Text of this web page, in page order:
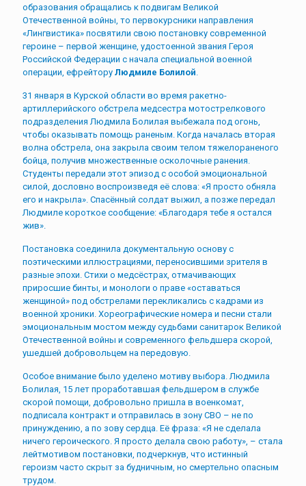
образования обращались к подвигам Великой
Отечественной войны, то первокурсники направления
«Лингвистика» посвятили свою постановку современной
героине – первой женщине, удостоенной звания Героя
Российской Федерации с начала специальной военной
операции, ефрейтору Людмиле Болилой.
31 января в Курской области во время ракетно-
артиллерийского обстрела медсестра мотострелкового
подразделения Людмила Болилая выбежала под огонь,
чтобы оказывать помощь раненым. Когда началась вторая
волна обстрела, она закрыла своим телом тяжелораненого
бойца, получив множественные осколочные ранения.
Студенты передали этот эпизод с особой эмоциональной
силой, дословно воспроизведя её слова: «Я просто обняла
его и накрыла». Спасённый солдат выжил, а позже передал
Людмиле короткое сообщение: «Благодаря тебе я остался
жив».
Постановка соединила документальную основу с
поэтическими иллюстрациями, переносившими зрителя в
разные эпохи. Стихи о медсёстрах, отмачивающих
приросшие бинты, и монологи о праве «оставаться
женщиной» под обстрелами перекликались с кадрами из
военной хроники. Хореографические номера и песни стали
эмоциональным мостом между судьбами санитарок Великой
Отечественной войны и современного фельдшера скорой,
ушедшей добровольцем на передовую.
Особое внимание было уделено мотиву выбора. Людмила
Болилая, 15 лет проработавшая фельдшером в службе
скорой помощи, добровольно пришла в военкомат,
подписала контракт и отправилась в зону СВО – не по
принуждению, а по зову сердца. Её фраза: «Я не сделала
ничего героического. Я просто делала свою работу», – стала
лейтмотивом постановки, подчеркнув, что истинный
героизм часто скрыт за будничным, но смертельно опасным
трудом.